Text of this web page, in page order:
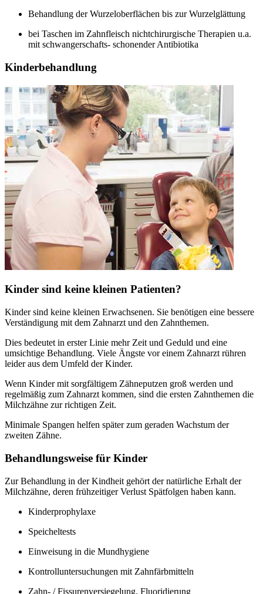
Behandlung der Wurzeloberflächen bis zur Wurzelglättung
bei Taschen im Zahnfleisch nichtchirurgische Therapien u.a.
mit schwangerschafts- schonender Antibiotika
Kinderbehandlung
Kinder sind keine kleinen Patienten?
Kinder sind keine kleinen Erwachsenen. Sie benötigen eine bessere
Verständigung mit dem Zahnarzt und den Zahnthemen.
Dies bedeutet in erster Linie mehr Zeit und Geduld und eine
umsichtige Behandlung. Viele Ängste vor einem Zahnarzt rühren
leider aus dem Umfeld der Kinder.
Wenn Kinder mit sorgfältigem Zähneputzen groß werden und
regelmäßig zum Zahnarzt kommen, sind die ersten Zahnthemen die
Milchzähne zur richtigen Zeit.
Minimale Spangen helfen später zum geraden Wachstum der
zweiten Zähne.
Behandlungsweise für Kinder
Zur Behandlung in der Kindheit gehört der natürliche Erhalt der
Milchzähne, deren frühzeitiger Verlust Spätfolgen haben kann.
Kinderprophylaxe
Speicheltests
Einweisung in die Mundhygiene
Kontrolluntersuchungen mit Zahnfärbmitteln
Zahn- / Fissurenversiegelung, Fluoridierung